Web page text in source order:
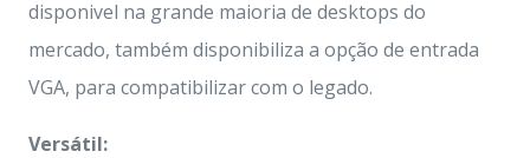
disponivel na grande maioria de desktops do
mercado, também disponibiliza a opção de entrada
VGA, para compatibilizar com o legado.
Versátil: